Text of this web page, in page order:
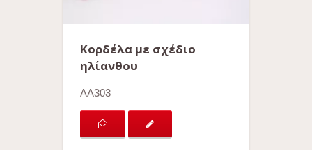
Κορδέλα με σχέδιο
ηλίανθου
AA303